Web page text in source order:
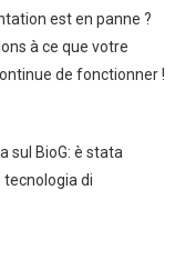
est en panne ?
à ce que votre
de fonctionner !
sul BioG: è stata
di